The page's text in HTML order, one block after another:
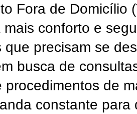
Fora de Domicílio
mais conforto e
que precisam se
busca de
procedimentos de
constante para